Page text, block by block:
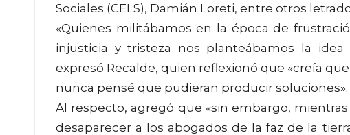
Sociales (CELS), Damián Loreti, entre otros
«Quienes militábamos en la época de
injusticia y tristeza nos planteábamos la
expresó Recalde, quien reflexionó que «creía
nunca pensé que pudieran producir soluciones».
Al respecto, agregó que «sin embargo,
desaparecer a los abogados de la faz de la